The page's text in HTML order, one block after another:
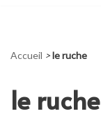
Accueil >le ruche
le ruche